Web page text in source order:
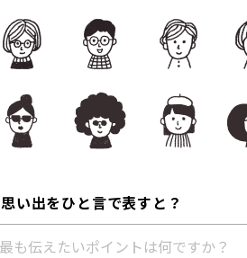
思い出をひと言で表すと？